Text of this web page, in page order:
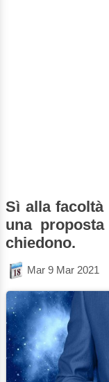
Sì alla
una
chiedono.
Mar 9 Mar 2021